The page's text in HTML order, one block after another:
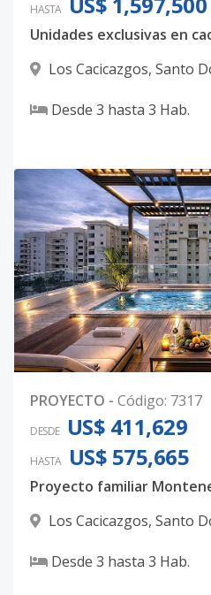
HASTA
Unidades exclusivas en
Los Cacicazgos, Santo
Desde 3 hasta 3 Hab.
PROYECTO - Código: 7317
DESDE US$ 411,629
HASTA US$ 575,665
Los Cacicazgos, Santo
Desde 3 hasta 3 Hab.